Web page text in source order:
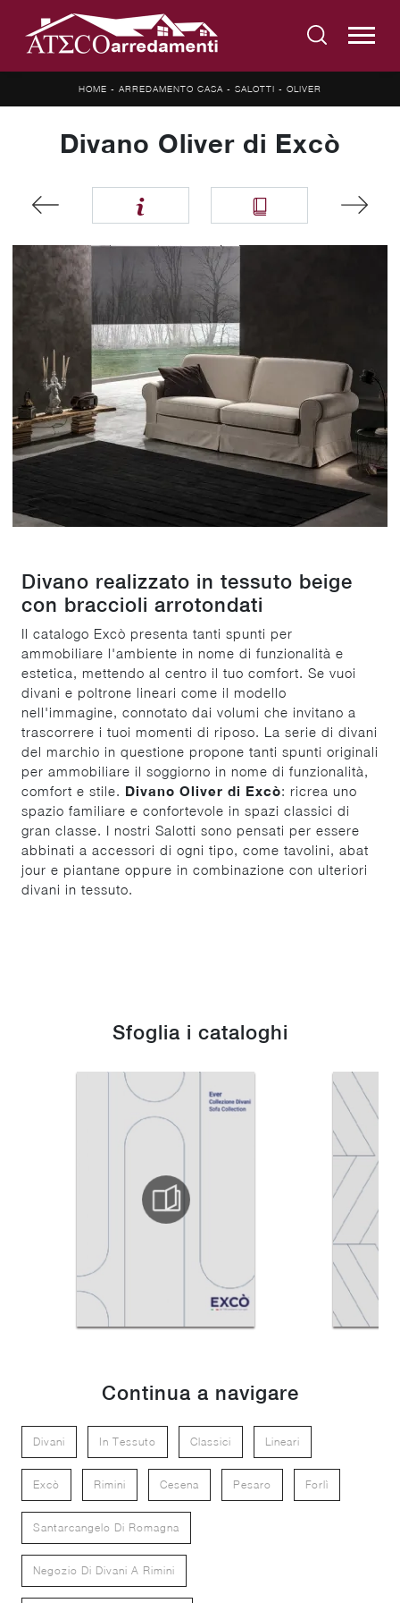
HOME - ARREDAMENTO CASA - SALOTTI - OLIVER
Divano Oliver di Excò
Divano realizzato in tessuto beige
con braccioli arrotondati
Il catalogo Excò presenta tanti spunti per
ammobiliare l'ambiente in nome di funzionalità e
estetica, mettendo al centro il tuo comfort. Se vuoi
divani e poltrone lineari come il modello
nell'immagine, connotato dai volumi che invitano a
trascorrere i tuoi momenti di riposo. La serie di divani
del marchio in questione propone tanti spunti originali
per ammobiliare il soggiorno in nome di funzionalità,
comfort e stile. Divano Oliver di Excò: ricrea uno
spazio familiare e confortevole in spazi classici di
gran classe. I nostri Salotti sono pensati per essere
abbinati a accessori di ogni tipo, come tavolini, abat
jour e piantane oppure in combinazione con ulteriori
divani in tessuto.
Sfoglia i cataloghi
Continua a navigare
Divani In Tessuto Classici Lineari
Excò Rimini Cesena Pesaro Forlì
Santarcangelo Di Romagna
Negozio Di Divani A Rimini